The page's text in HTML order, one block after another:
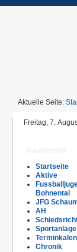
Aktuelle Seite:
Freitag, 7.
Startseite
Aktive
Bohnental
JFG
AH
Sportanlage
Chronik